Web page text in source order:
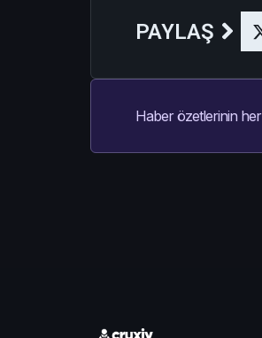
PAYLAŞ
Haber özetlerinin